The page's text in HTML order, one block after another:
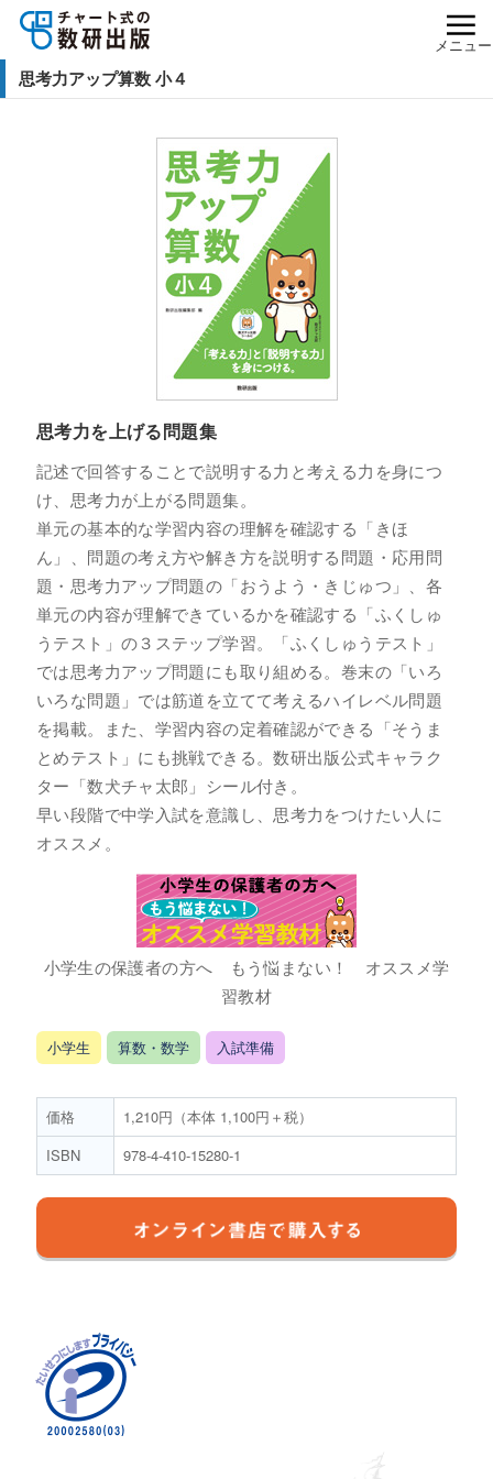
メニュー
思考力アップ算数 小４
思考力を上げる問題集
記述で回答することで説明する力と考える力を身につ
け、思考力が上がる問題集。
単元の基本的な学習内容の理解を確認する「きほ
ん」、問題の考え方や解き方を説明する問題・応用問
題・思考力アップ問題の「おうよう・きじゅつ」、各
単元の内容が理解できているかを確認する「ふくしゅ
うテスト」の３ステップ学習。「ふくしゅうテスト」
では思考力アップ問題にも取り組める。巻末の「いろ
いろな問題」では筋道を立てて考えるハイレベル問題
を掲載。また、学習内容の定着確認ができる「そうま
とめテスト」にも挑戦できる。数研出版公式キャラク
ター「数犬チャ太郎」シール付き。
早い段階で中学入試を意識し、思考力をつけたい人に
オススメ。
小学生の保護者の方へ もう悩まない！ オススメ学
習教材
小学生 算数・数学 入試準備
価格
1,210円（本体 1,100円＋税）
ISBN
978-4-410-15280-1